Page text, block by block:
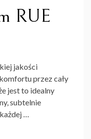
RUE
jakości
przez cały
jest to idealny
subtelnie
…